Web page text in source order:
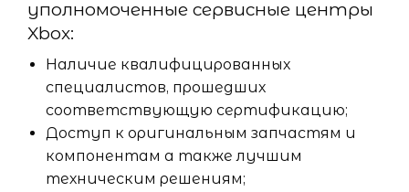
уполномоченные сервисные центры
Xbox:
Наличие квалифицированных
специалистов, прошедших
соответствующую сертификацию;
Доступ к оригинальным запчастям и
компонентам а также лучшим
техническим решениям;